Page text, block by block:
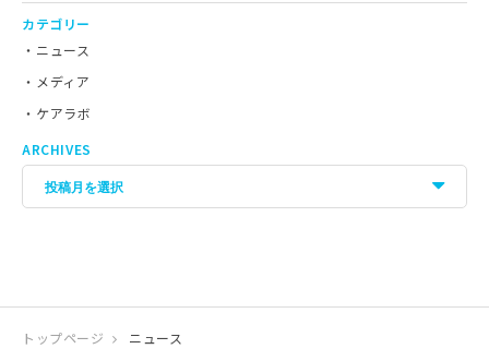
カテゴリー
ニュース
メディア
ケアラボ
ARCHIVES
トップページ ニュース